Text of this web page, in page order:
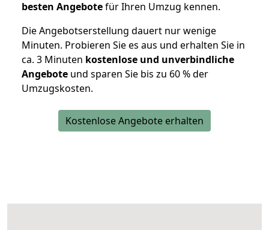
besten Angebotefür Ihren Umzug kennen.
Die Angebotserstellung dauert nur wenige
Minuten. Probieren Sie es aus und erhalten Sie in
ca. 3 Minuten kostenlose und unverbindliche
Angebote und sparen Sie bis zu 60 % der
Umzugskosten.
Kostenlose Angebote erhalten